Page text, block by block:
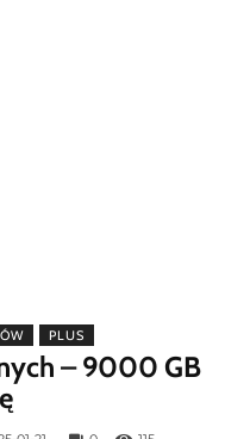
PLUS
– 9000 GB